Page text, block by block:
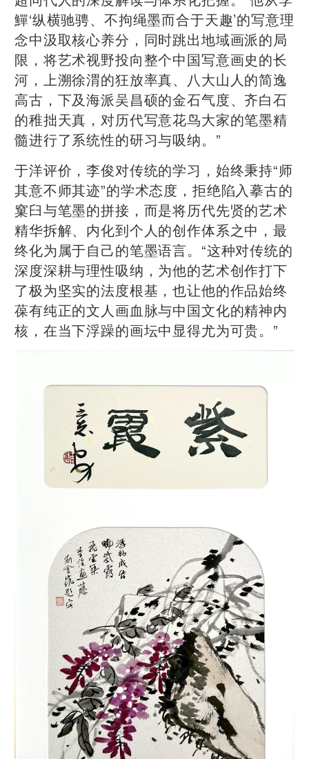
鱓‘纵横驰骋、不拘绳墨而合于天趣’的写意理
念中汲取核心养分，同时跳出地域画派的局
限，将艺术视野投向整个中国写意画史的长
河，上溯徐渭的狂放率真、八大山人的简逸
高古，下及海派吴昌硕的金石气度、齐白石
的稚拙天真，对历代写意花鸟大家的笔墨精
髓进行了系统性的研习与吸纳。”
于洋评价，李俊对传统的学习，始终秉持“师
其意不师其迹”的学术态度，拒绝陷入摹古的
窠臼与笔墨的拼接，而是将历代先贤的艺术
精华拆解、内化到个人的创作体系之中，最
终化为属于自己的笔墨语言。“这种对传统的
深度深耕与理性吸纳，为他的艺术创作打下
了极为坚实的法度根基，也让他的作品始终
葆有纯正的文人画血脉与中国文化的精神内
核，在当下浮躁的画坛中显得尤为可贵。”